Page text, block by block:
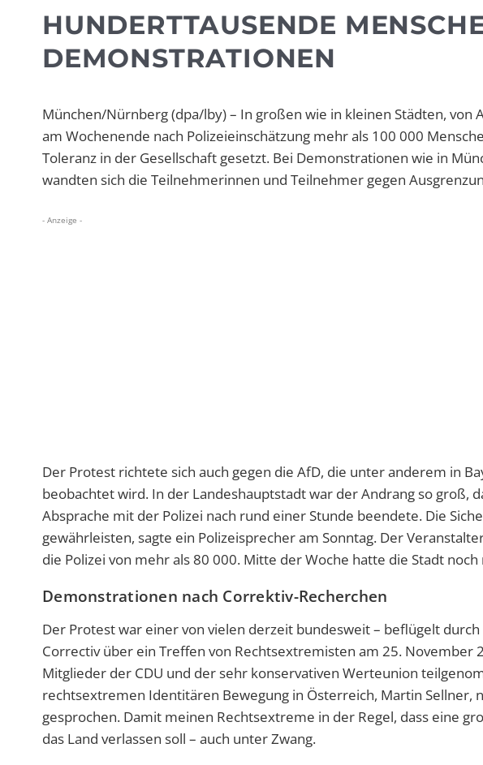
HUNDERTTAUSENDE
DEMONSTRATIONEN
München/Nürnberg (dpa/lby) – In großen wie in kleinen Städten, von
am Wochenende nach Polizeieinschätzung mehr als 100 000
Toleranz in der Gesellschaft gesetzt. Bei Demonstrationen wie in
wandten sich die Teilnehmerinnen und Teilnehmer gegen
- Anzeige -
Der Protest richtete sich auch gegen die AfD, die unter anderem in
beobachtet wird. In der Landeshauptstadt war der Andrang so groß,
Absprache mit der Polizei nach rund einer Stunde beendete. Die
gewährleisten, sagte ein Polizeisprecher am Sonntag. Der
die Polizei von mehr als 80 000. Mitte der Woche hatte die Stadt
Demonstrationen nach Correktiv-Recherchen
Der Protest war einer von vielen derzeit bundesweit – beflügelt
Correctiv über ein Treffen von Rechtsextremisten am 25. November
Mitglieder der CDU und der sehr konservativen Werteunion
rechtsextremen Identitären Bewegung in Österreich, Martin Sellner,
gesprochen. Damit meinen Rechtsextreme in der Regel, dass eine
das Land verlassen soll – auch unter Zwang.